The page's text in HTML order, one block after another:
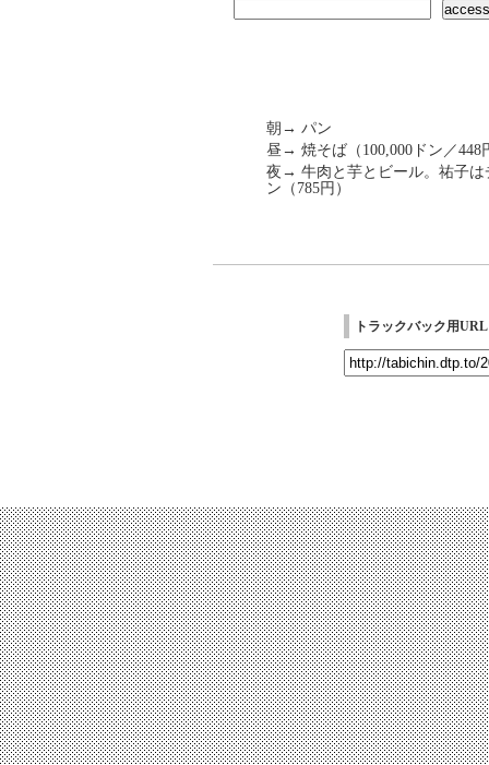
朝→ パン
昼→ 焼そば（100,000ドン／448
夜→ 牛肉と芋とビール。祐子は
ン（785円）
トラックバック用URL